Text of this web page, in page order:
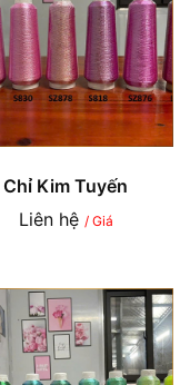
Chỉ Kim Tuyến
Liên hệ / Giá